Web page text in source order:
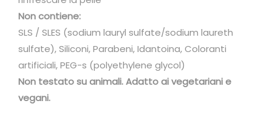
q
u
a
n
t
i
Non contiene:
SLS / SLES (sodium lauryl sulfate/sodium laureth
sulfate), Siliconi, Parabeni, Idantoina, Coloranti
artificiali, PEG-s (polyethylene glycol)
Non testato su animali. Adatto ai vegetariani e
vegani.